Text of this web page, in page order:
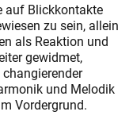
auf Blickkontakte
zu sein, allein
als Reaktion und
gewidmet,
und Melodik
Vordergrund.